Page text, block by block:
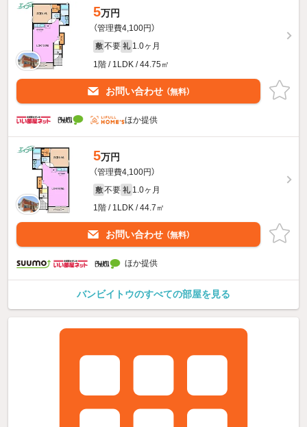
5万円
（管理費4,100円）
敷 不要 礼 1.0ヶ月
1階 / 1LDK / 44.75㎡
お問い合わせ （無料）
ほか提供
5万円
（管理費4,100円）
敷 不要 礼 1.0ヶ月
1階 / 1LDK / 44.7㎡
お問い合わせ （無料）
ほか提供
バンビイトウのすべての部屋を見る